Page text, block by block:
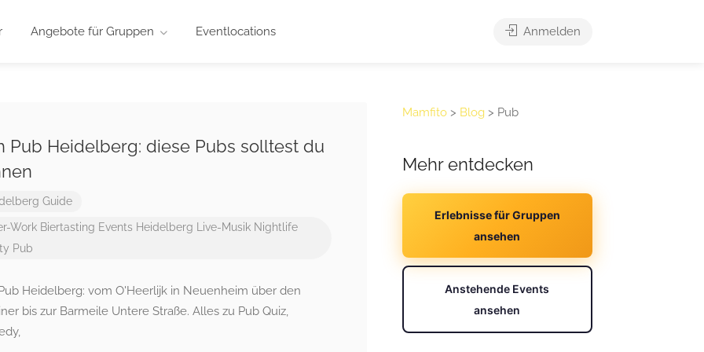
Angebote für Gruppen Eventlocations Anmelden
Pub Heidelberg: diese Pubs solltest du
Guide
Work Biertasting Events Heidelberg Live-Musik Nightlife
Pub
Heidelberg: vom O'Heerlijk in Neuenheim über den
bis zur Barmeile Untere Straße. Alles zu Pub Quiz,
Mamfito> Blog> Pub
Mehr entdecken
Erlebnisse für Gruppen
ansehen
Anstehende Events
ansehen